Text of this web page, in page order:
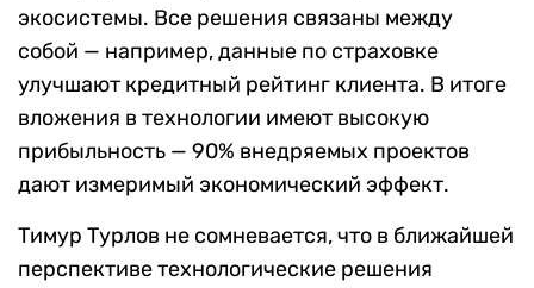
экосистемы. Все решения связаны между
собой — например, данные по страховке
улучшают кредитный рейтинг клиента. В итоге
вложения в технологии имеют высокую
прибыльность — 90% внедряемых проектов
дают измеримый экономический эффект.
Тимур Турлов не сомневается, что в ближайшей
перспективе технологические решения